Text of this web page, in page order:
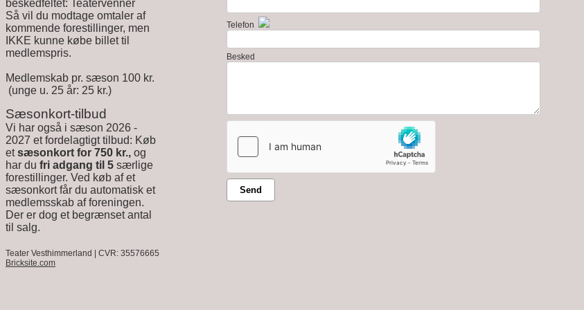
beskedfeltet: Teatervenner
Så vil du modtage omtaler af
kommende forestillinger, men
IKKE kunne købe billet til
medlemspris.
Medlemskab pr. sæson 100 kr.
(unge u. 25 år: 25 kr.)
Sæsonkort-tilbud
Vi har også i sæson 2026 -
2027 et fordelagtigt tilbud: Køb
etsæsonkort for 750 kr., og
har du fri adgang til 5 særlige
forestillinger. Ved køb af et
sæsonkort får du automatisk et
medlemsskab af foreningen.
Der er dog et begrænset antal
til salg.
Telefon
Besked
Send
Teater Vesthimmerland | CVR: 35576665
Bricksite.com